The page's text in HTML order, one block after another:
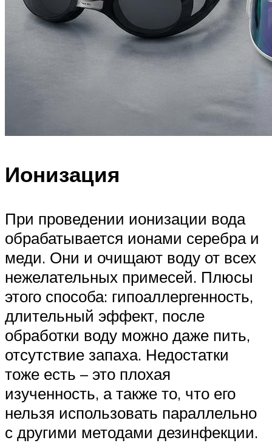
Ионизация
При проведении ионизации вода
обрабатывается ионами серебра и
меди. Они и очищают воду от всех
нежелательных примесей. Плюсы
этого способа: гипоаллергенность,
длительный эффект, после
обработки воду можно даже пить,
отсутствие запаха. Недостатки
тоже есть – это плохая
изученность, а также то, что его
нельзя использовать параллельно
с другими методами дезинфекции.